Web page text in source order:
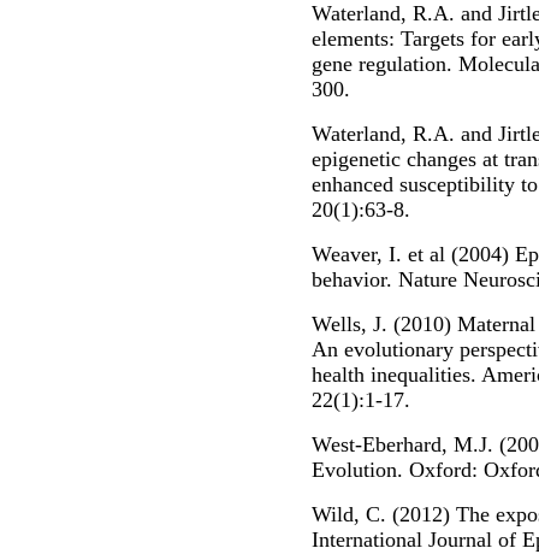
Waterland, R.A. and
elements: Targets for
gene regulation.
300.
Waterland, R.A. and
epigenetic changes at
enhanced susceptibility
20(1):63-8.
Weaver, I. et al (2004)
behavior. Nature
Wells, J. (2010)
An evolutionary
health inequalities.
22(1):1-17.
West-Eberhard, M.J.
Evolution. Oxford:
Wild, C. (2012) The
International Journal of